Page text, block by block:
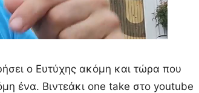
ο Ευτύχης ακόμη και τώρα που
ένα. Βιντεάκι one take στο youtube